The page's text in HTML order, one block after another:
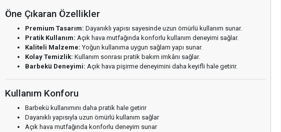
Öne Çıkaran Özellikler
Premium Tasarım: Dayanıklı yapısı sayesinde uzun ömürlü kullanım sunar.
Pratik Kullanım: Açık hava mutfağında konforlu kullanım deneyimi sağlar.
Kaliteli Malzeme: Yoğun kullanıma uygun sağlam yapı sunar.
Kolay Temizlik: Kullanım sonrası pratik bakım imkânı sağlar.
Barbekü Deneyimi: Açık hava pişirme deneyimini daha keyifli hale getirir.
Kullanım Konforu
Barbekü kullanımını daha pratik hale getirir
Dayanıklı yapısıyla uzun ömürlü kullanım sağlar
Açık hava mutfağında konforlu deneyim sunar